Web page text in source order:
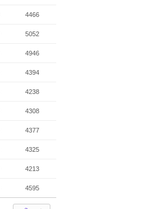
4466
5052
4946
4394
4238
4308
4377
4325
4213
4595